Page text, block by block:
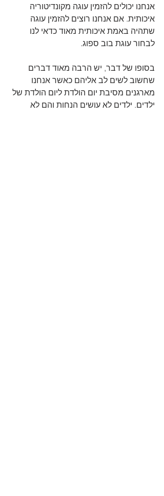
אנחנו יכולים להזמין עוגה מקונדיטוריה
איכותית. אם אנחנו רוצים להזמין עוגה
שתהיה באמת איכותית מאוד כדאי לנו
לבחור עוגת בוב ספוג.
בסופו של דבר, יש הרבה מאוד דברים
שחשוב לשים לב אליהם כאשר אנחנו
מארגנים מסיבת יום הולדת ליום הולדת של
ילדים. ילדים לא עושים הנחות והם לא